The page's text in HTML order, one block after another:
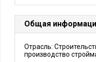
Общая
Отрасль:
производство